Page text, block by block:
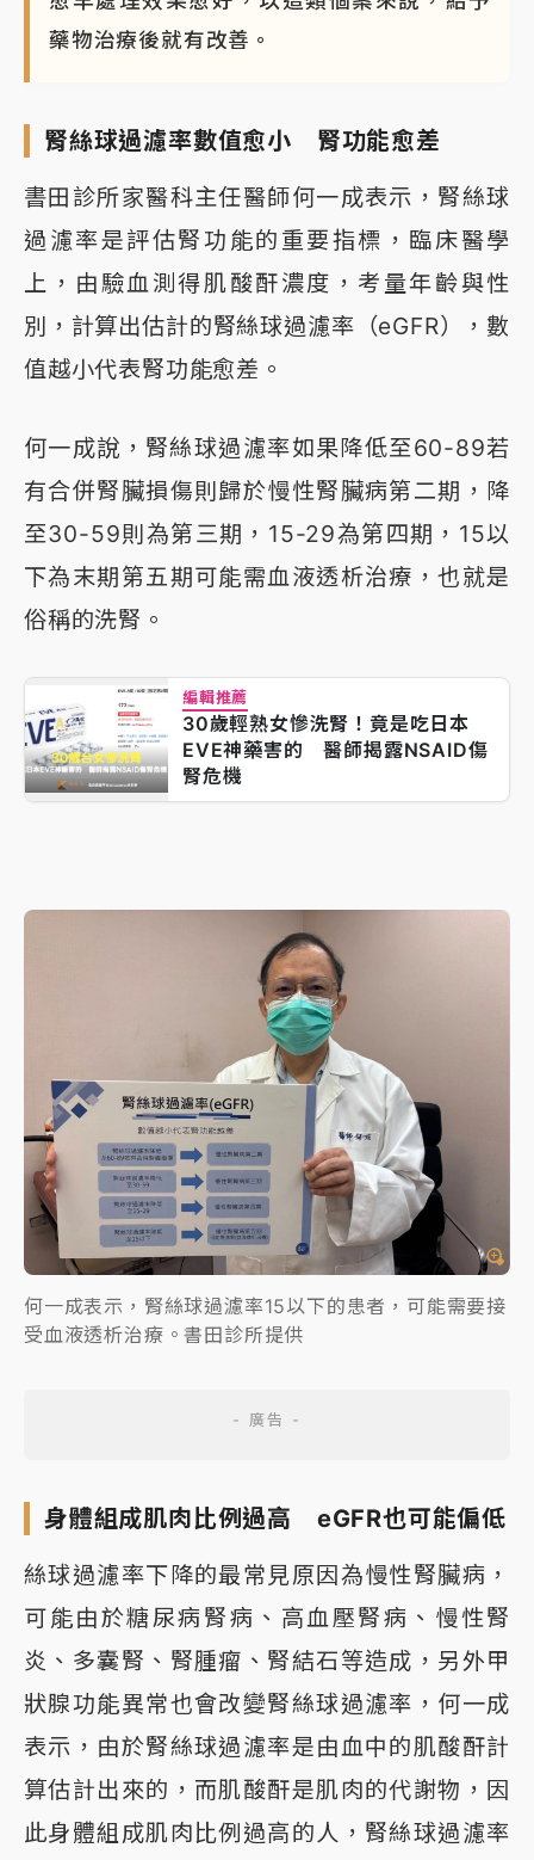
藥物治療後就有改善。
腎絲球過濾率數值愈小 腎功能愈差
書田診所家醫科主任醫師何一成表示，腎絲球
過濾率是評估腎功能的重要指標，臨床醫學
上，由驗血測得肌酸酐濃度，考量年齡與性
別，計算出估計的腎絲球過濾率（eGFR），數
值越小代表腎功能愈差。
何一成說，腎絲球過濾率如果降低至60-89若
有合併腎臟損傷則歸於慢性腎臟病第二期，降
至30-59則為第三期，15-29為第四期，15以
下為末期第五期可能需血液透析治療，也就是
俗稱的洗腎。
編輯推薦
30歲輕熟女慘洗腎！竟是吃日本
EVE神藥害的 醫師揭露NSAID傷
腎危機
何一成表示，腎絲球過濾率15以下的患者，可能需要接
受血液透析治療。書田診所提供
身體組成肌肉比例過高 eGFR也可能偏低
絲球過濾率下降的最常見原因為慢性腎臟病，
可能由於糖尿病腎病、高血壓腎病、慢性腎
炎、多囊腎、腎腫瘤、腎結石等造成，另外甲
狀腺功能異常也會改變腎絲球過濾率，何一成
表示，由於腎絲球過濾率是由血中的肌酸酐計
算估計出來的，而肌酸酐是肌肉的代謝物，因
此身體組成肌肉比例過高的人，腎絲球過濾率